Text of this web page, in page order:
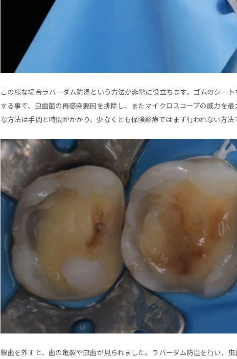
この様な場合ラバーダム防湿という方法が非常に役立ちます。ゴムのシー
する事で、虫歯菌の再感染要因を排除し、またマイクロスコープの威力を
な方法は手間と時間がかかり、少なくとも保険診療ではまず行われない方法
銀歯を外すと、歯の亀裂や虫歯が見られました。ラバーダム防湿を行い、